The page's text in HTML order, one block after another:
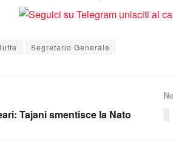
Segretario Generale
Tajani smentisce la Nato